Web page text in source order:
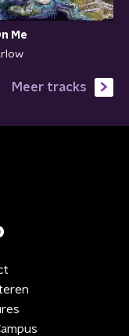
Me
Meer tracks